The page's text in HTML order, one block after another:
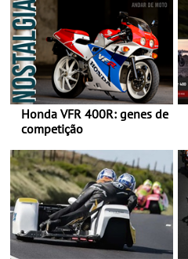
Honda VFR 400R: genes de
competição